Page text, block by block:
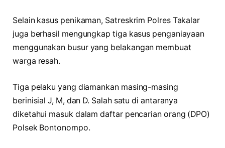
Selain kasus penikaman, Satreskrim Polres Takalar
juga berhasil mengungkap tiga kasus penganiayaan
menggunakan busur yang belakangan membuat
warga resah.
Tiga pelaku yang diamankan masing-masing
berinisial J, M, dan D. Salah satu di antaranya
diketahui masuk dalam daftar pencarian orang (DPO)
Polsek Bontonompo.